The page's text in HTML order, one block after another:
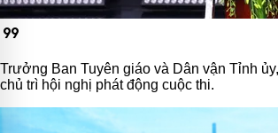
format_quote
Trưởng Ban Tuyên giáo và Dân vận Tỉnh
chủ trì hội nghị phát động cuộc thi.